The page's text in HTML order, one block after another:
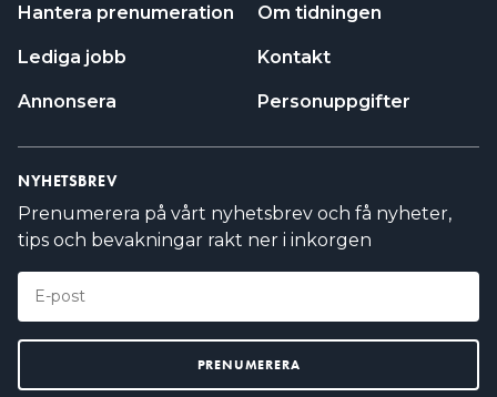
Hantera prenumeration
Lediga jobb
Annonsera
Om tidningen
Kontakt
Personuppgifter
NYHETSBREV
Prenumerera på vårt nyhetsbrev och få nyheter,
tips och bevakningar rakt ner i inkorgen